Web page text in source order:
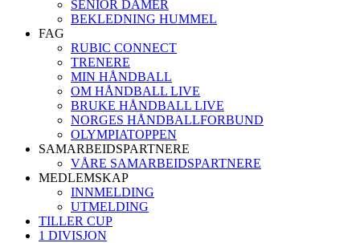
SENIOR DAMER
BEKLEDNING HUMMEL
FAG
RUBIC CONNECT
TRENERE
MIN HÅNDBALL
OM HÅNDBALL LIVE
BRUKE HÅNDBALL LIVE
NORGES HÅNDBALLFORBUND
OLYMPIATOPPEN
SAMARBEIDSPARTNERE
VÅRE SAMARBEIDSPARTNERE
MEDLEMSKAP
INNMELDING
UTMELDING
TILLER CUP
1 DIVISJON